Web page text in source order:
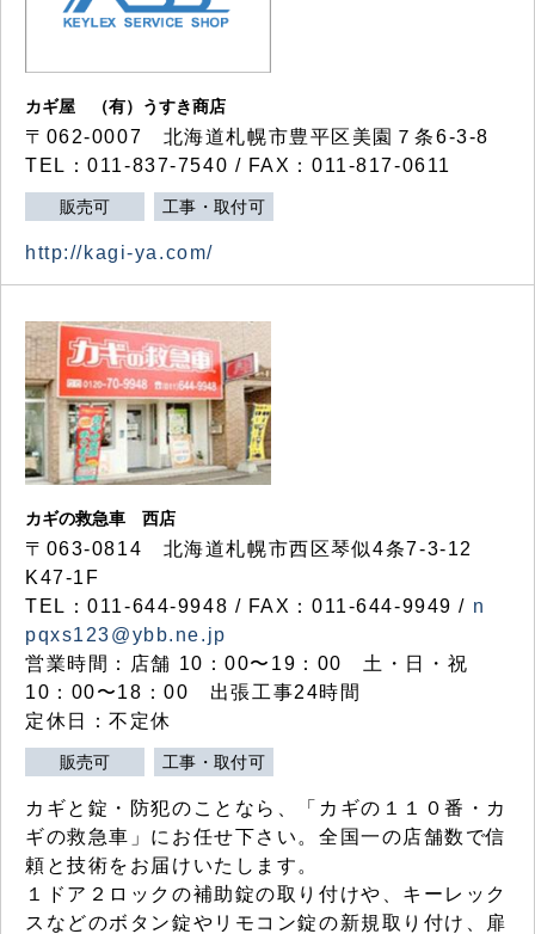
カギ屋 （有）うすき商店
〒062-0007 北海道札幌市豊平区美園７条6-3-8
TEL：011-837-7540 / FAX：011-817-0611
販売可 工事・取付可
http://kagi-ya.com/
カギの救急車 西店
〒063-0814 北海道札幌市西区琴似4条7-3-12
K47-1F
TEL：011-644-9948 / FAX：011-644-9949 / n
pqxs123@ybb.ne.jp
営業時間：店舗 10：00〜19：00 土・日・祝
10：00〜18：00 出張工事24時間
定休日：不定休
販売可 工事・取付可
カギと錠・防犯のことなら、「カギの１１０番・カ
ギの救急車」にお任せ下さい。全国一の店舗数で信
頼と技術をお届けいたします。
１ドア２ロックの補助錠の取り付けや、キーレック
スなどのボタン錠やリモコン錠の新規取り付け、扉